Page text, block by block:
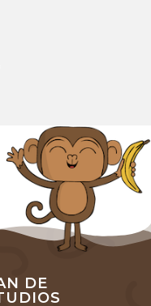
DE